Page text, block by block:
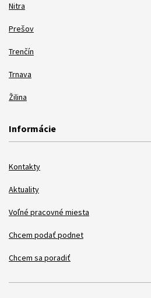
Nitra
Prešov
Trenčín
Trnava
Žilina
Informácie
Kontakty
Aktuality
Voľné pracovné miesta
Chcem podať podnet
Chcem sa poradiť